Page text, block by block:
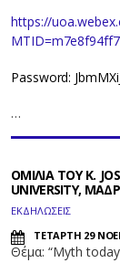
https://
Password:
…
ΟΜΙΛΙΑ ΤΟΥ Κ.
UNIVERSITY,
ΕΚΔΗΛΩΣΕΙΣ
ΤΕΤΑΡΤΗ 29
Θέμα: “Myth